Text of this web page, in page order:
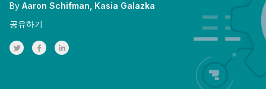
By Aaron Schifman Kasia Galazka
공유하기
Share on Twitter
Share on Facebook
Share on LinkedInr